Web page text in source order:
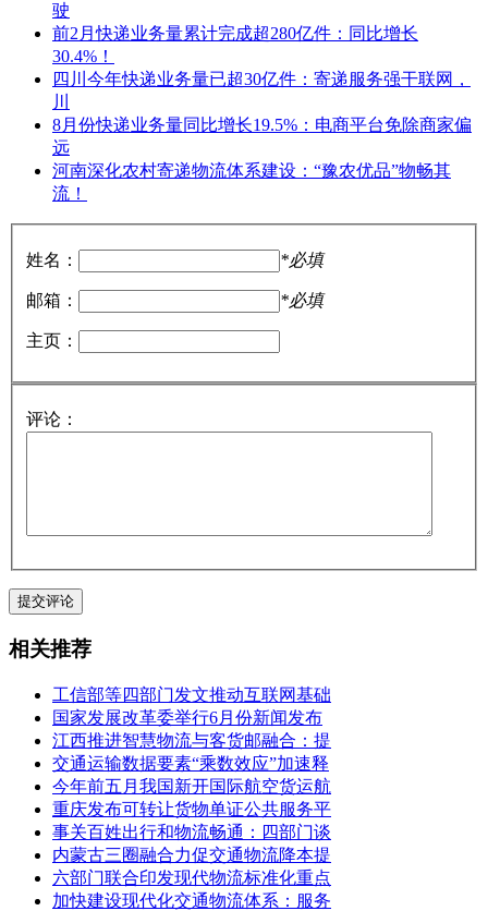
驶
前2月快递业务量累计完成超280亿件：同比增长
30.4%！
四川今年快递业务量已超30亿件：寄递服务强干联网，
川
8月份快递业务量同比增长19.5%：电商平台免除商家偏
远
河南深化农村寄递物流体系建设：“豫农优品”物畅其
流！
姓名： *必填
邮箱： *必填
主页：
评论：
相关推荐
工信部等四部门发文推动互联网基础
国家发展改革委举行6月份新闻发布
江西推进智慧物流与客货邮融合：提
交通运输数据要素“乘数效应”加速释
今年前五月我国新开国际航空货运航
重庆发布可转让货物单证公共服务平
事关百姓出行和物流畅通：四部门谈
内蒙古三圈融合力促交通物流降本提
六部门联合印发现代物流标准化重点
加快建设现代化交通物流体系：服务